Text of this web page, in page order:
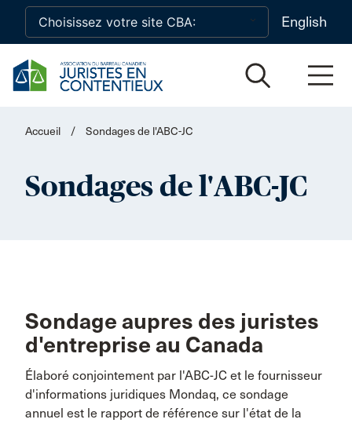
Skip to main content
English
Accueil / Sondages de l'ABC-JC
Sondages de l'ABC-JC
Sondage aupres des juristes
d'entreprise au Canada
Élaboré conjointement par l'ABC-JC et le fournisseur
d'informations juridiques Mondaq, ce sondage
annuel est le rapport de référence sur l'état de la